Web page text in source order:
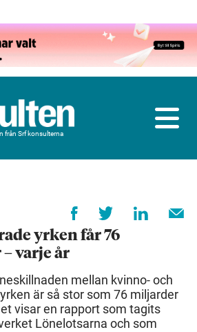
från Srf konsulterna
yrken får 76
varje år
mellan kvinno- och
är så stor som 76 miljarder
visar en rapport som tagits
Lönelotsarna och som